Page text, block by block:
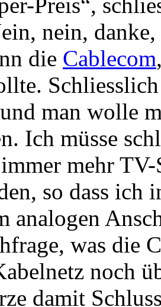
Preis“,
nein,
die Cablecom
man wolle
Ich müsse
mehr
so dass ich
analogen
was die
noch
damit